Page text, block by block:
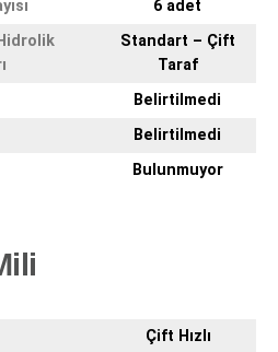
6 adet
Standart – Çift
Taraf
Belirtilmedi
Belirtilmedi
Bulunmuyor
Çift Hızlı